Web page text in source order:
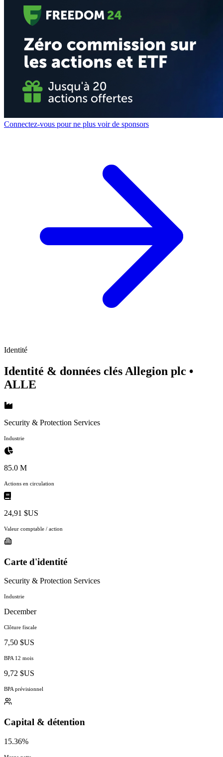
Connectez-vous pour ne plus voir de sponsors
Identité
Identité & données clés Allegion plc •
ALLE
Security & Protection Services
Industrie
85.0 M
Actions en circulation
24,91 $US
Valeur comptable / action
Carte d'identité
Security & Protection Services
Industrie
December
Clôture fiscale
7,50 $US
BPA 12 mois
9,72 $US
BPA prévisionnel
Capital & détention
15.36%